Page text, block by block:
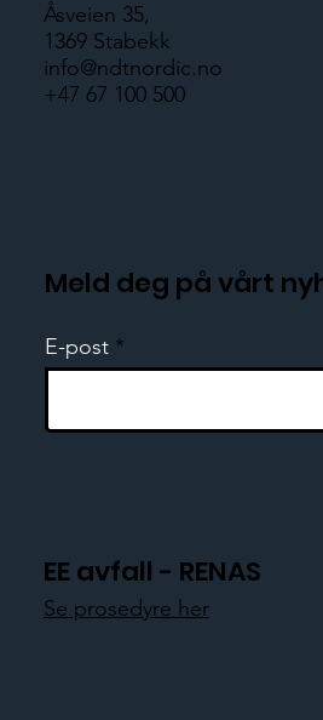
Åsveien 35,
1369 Stabekk
info@ndtnordic.no
+47 67 100 500
Meld deg på vårt
E-post
EE avfall - RENAS
Se prosedyre her